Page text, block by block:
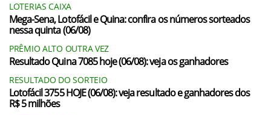
LOTERIAS CAIXA
Mega-Sena, Lotofácil e Quina: confira os números sorteados
nessa quinta (06/08)
PRÊMIO ALTO OUTRA VEZ
Resultado Quina 7085 hoje (06/08): veja os ganhadores
RESULTADO DO SORTEIO
Lotofácil 3755 HOJE (06/08): veja resultado e ganhadores dos
R$ 5 milhões